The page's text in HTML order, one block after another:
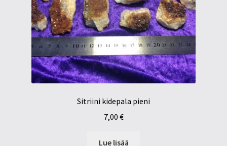
Sitriini kidepala pieni
7,00 €
Lue lisää